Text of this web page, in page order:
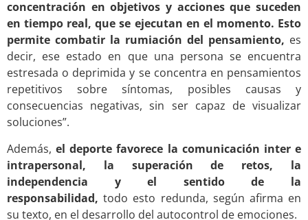
concentración en objetivos y acciones que suceden
en tiempo real, que se ejecutan en el momento. Esto
permite combatir la rumiación del pensamiento, es
decir, ese estado en que una persona se encuentra
estresada o deprimida y se concentra en pensamientos
repetitivos sobre síntomas, posibles causas y
consecuencias negativas, sin ser capaz de visualizar
soluciones”.
Además,el deporte favorece la comunicación inter e
intrapersonal, la superación de retos, la
independencia y el sentido de la
responsabilidad, todo esto redunda, según afirma en
su texto, en el desarrollo del autocontrol de emociones.